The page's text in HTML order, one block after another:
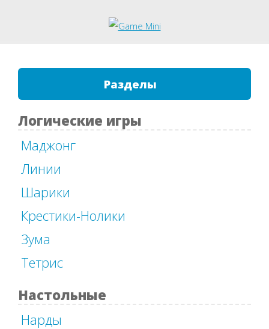
Разделы
Логические игры
Маджонг
Линии
Шарики
Крестики-Нолики
Зума
Тетрис
Настольные
Нарды